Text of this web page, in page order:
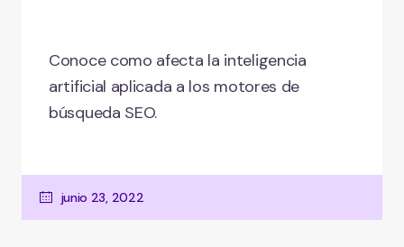
Conoce como afecta la inteligencia
artificial aplicada a los motores de
búsqueda SEO.
junio 23, 2022